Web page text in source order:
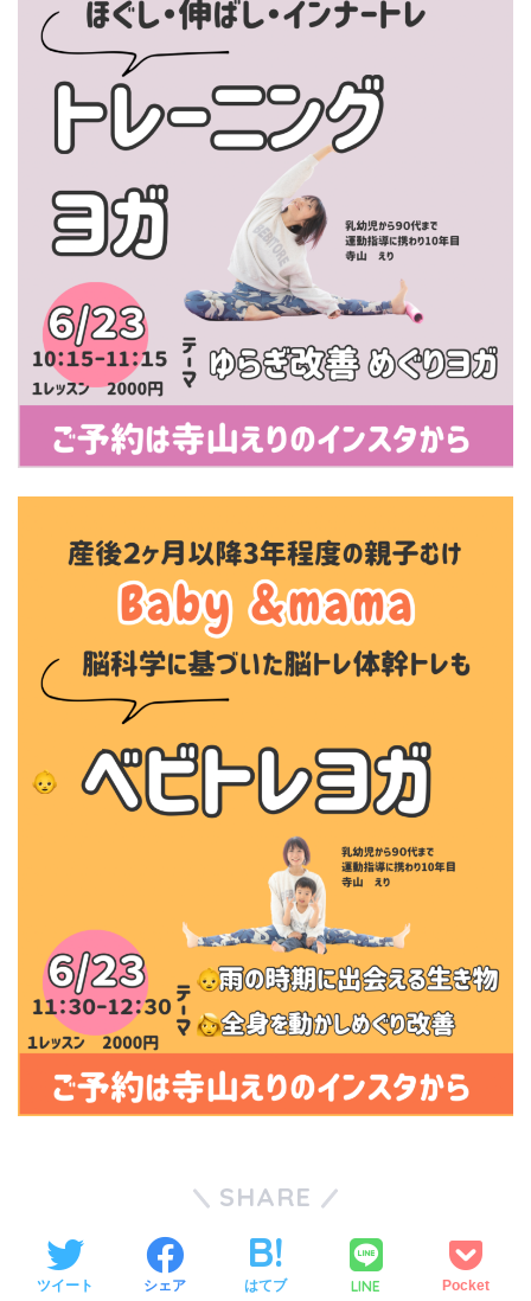
SHARE
ツイート シェア はてブ LINE Pocket